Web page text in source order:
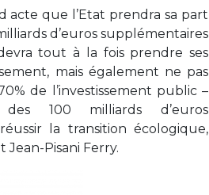
acte que l’Etat prendra sa part
d’euros supplémentaires
tout à la fois prendre ses
mais également ne pas
de l’investissement public –
100 milliards d’euros
la transition écologique,
Pisani Ferry.